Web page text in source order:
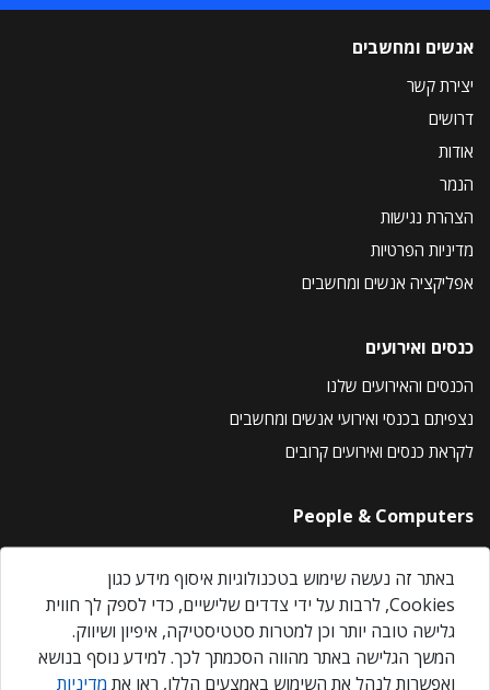
אנשים ומחשבים
יצירת קשר
דרושים
אודות
הנמר
הצהרת נגישות
מדיניות הפרטיות
אפליקציה אנשים ומחשבים
כנסים ואירועים
הכנסים והאירועים שלנו
נצפיתם בכנסי ואירועי אנשים ומחשבים
לקראת כנסים ואירועים קרובים
People & Computers
About Us
Privacy Policy
Contact Us
Our Events
באתר זה נעשה שימוש בטכנולוגיות איסוף מידע כגון
Cookies, לרבות על ידי צדדים שלישיים, כדי לספק לך חווית
גלישה טובה יותר וכן למטרות סטטיסטיקה, איפיון ושיווק.
המשך הגלישה באתר מהווה הסכמתך לכך. למידע נוסף בנושא
ואפשרות לנהל את השימוש באמצעים הללו, ראו את מדיניות